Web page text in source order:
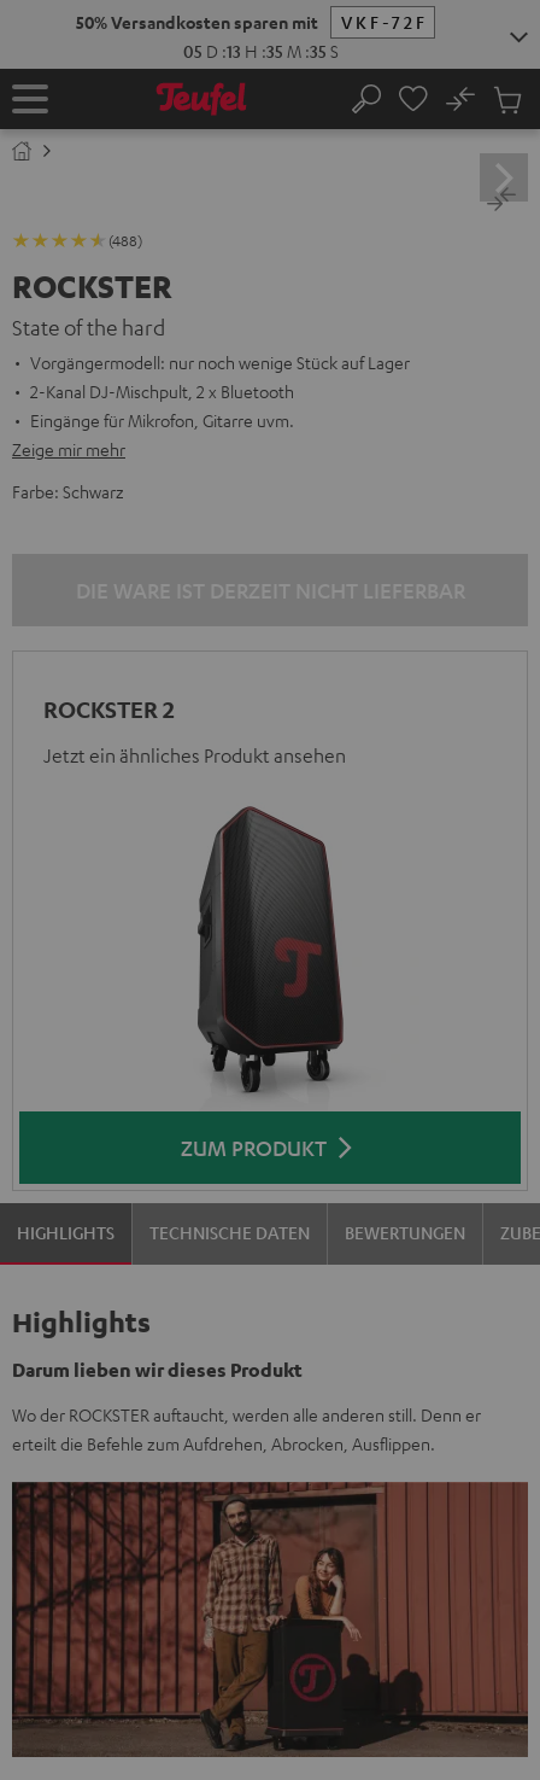
Startseite Suche
No
im
(488)
ROCKSTER
State of the hard
Vorgängermodell: nur noch wenige Stück auf Lager
2-Kanal DJ-Mischpult, 2 x Bluetooth
Eingänge für Mikrofon, Gitarre uvm.
Zeige mir mehr
Farbe: Schwarz
ROCKSTER 2
Jetzt ein ähnliches Produkt ansehen
ZUM PRODUKT
HIGHLIGHTS TECHNISCHE DATEN BEWERTUNGEN
Highlights
Darum lieben wir dieses Produkt
Wo der ROCKSTER auftaucht, werden alle anderen still. Denn er
erteilt die Befehle zum Aufdrehen, Abrocken, Ausflippen.